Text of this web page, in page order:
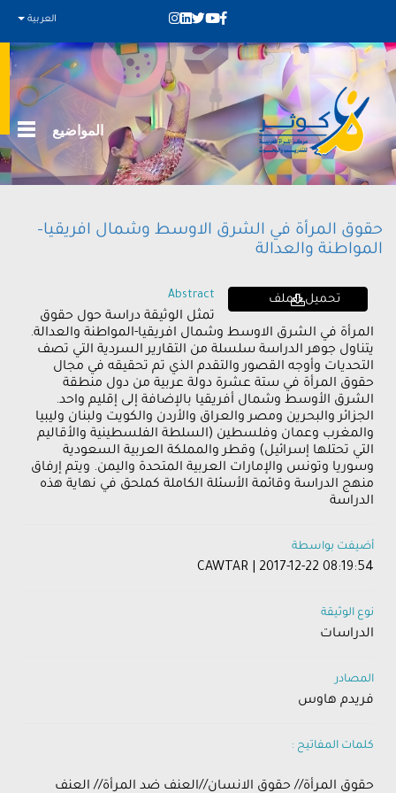
العربية
المواضيع
حقوق المرأة في الشرق الاوسط وشمال افريقيا-
المواطنة والعدالة
تحميل الملف Abstract
تمثل الوثيقة دراسة حول حقوق
المرأة في الشرق الاوسط وشمال افريقيا-المواطنة والعدالة.
يتناول جوهر الدراسة سلسلة من التقارير السردية التي تصف
التحديات وأوجه القصور والتقدم الذي تم تحقيقه في مجال
حقوق المرأة في ستة عشرة دولة عربية من دول منطقة
الشرق الأوسط وشمال أفريقيا بالإضافة إلى إقليم واحد.
الجزائر والبحرين ومصر والعراق والأردن والكويت ولبنان وليبيا
والمغرب وعمان وفلسطين (السلطة الفلسطينية والأقاليم
التي تحتلها إسرائيل) وقطر والمملكة العربية السعودية
وسوريا وتونس والإمارات العربية المتحدة واليمن. ويتم إرفاق
منهج الدراسة وقائمة الأسئلة الكاملة كملحق في نهاية هذه
الدراسة
أضيفت بواسطة
CAWTAR | 2017-12-22 08:19:54
نوع الوثيقة
الدراسات
المصادر
فريدم هاوس
كلمات المفاتيح :
حقوق المرأة// حقوق الانسان//العنف ضد المرأة// العنف